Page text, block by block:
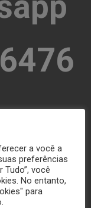
a você a
preferências
Tudo”, você
No entanto,
para